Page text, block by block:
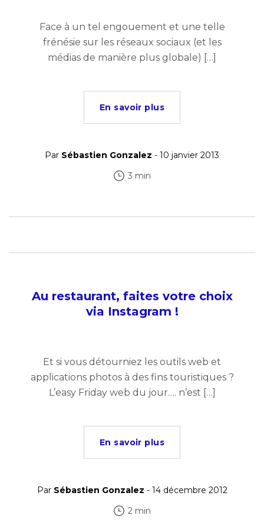
Face à un tel engouement et une telle
frénésie sur les réseaux sociaux (et les
médias de manière plus globale) […]
En savoir plus
Par Sébastien Gonzalez - 10 janvier 2013
3 min
Au restaurant, faites votre choix
via Instagram !
Et si vous détourniez les outils web et
applications photos à des fins touristiques ?
L’easy Friday web du jour…. n’est […]
En savoir plus
Par Sébastien Gonzalez - 14 décembre 2012
2 min